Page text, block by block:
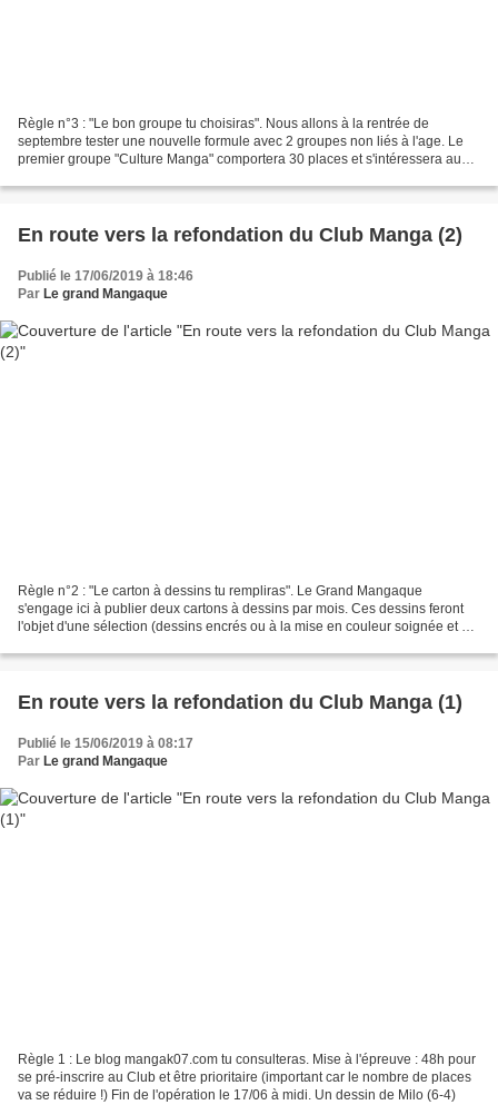
Règle n°3 : "Le bon groupe tu choisiras". Nous allons à la rentrée de
septembre tester une nouvelle formule avec 2 groupes non liés à l'age. Le
premier groupe "Culture Manga" comportera 30 places et s'intéressera aux
En route vers la refondation du Club Manga (2)
Publié le 17/06/2019 à 18:46
Par Le grand Mangaque
Règle n°2 : "Le carton à dessins tu rempliras". Le Grand Mangaque
s'engage ici à publier deux cartons à dessins par mois. Ces dessins feront
l'objet d'une sélection (dessins encrés ou à la mise en couleur soignée et sur
En route vers la refondation du Club Manga (1)
Publié le 15/06/2019 à 08:17
Par Le grand Mangaque
Règle 1 : Le blog mangak07.com tu consulteras. Mise à l'épreuve : 48h pour
se pré-inscrire au Club et être prioritaire (important car le nombre de places
va se réduire !) Fin de l'opération le 17/06 à midi. Un dessin de Milo (6-4)